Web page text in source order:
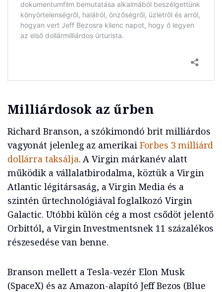
Milliárdosok az űrben
Richard Branson, a szókimondó brit milliárdos
vagyonát jelenleg az amerikai Forbes 3 milliárd
dollárra taksálja. A Virgin márkanév alatt
működik a vállalatbirodalma, köztük a Virgin
Atlantic légitársaság, a Virgin Media és a
szintén űrtechnológiával foglalkozó Virgin
Galactic. Utóbbi külön cég a most csődöt jelentő
Orbittól, a Virgin Investmentsnek 11 százalékos
részesedése van benne.
Branson mellett a Tesla-vezér Elon Musk
(SpaceX) és az Amazon-alapító Jeff Bezos (Blue